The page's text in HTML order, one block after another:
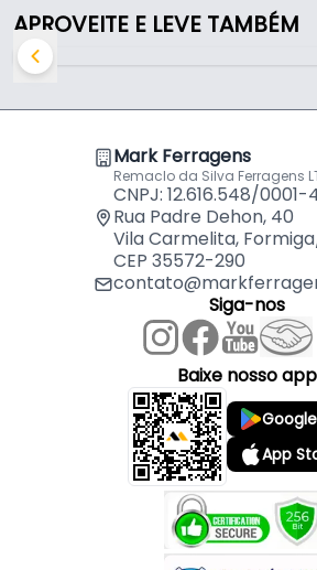
APROVEITE E LEVE TAMBÉM
Mark Ferragens
Remaclo da Silva Ferragens
CNPJ: 12.616.548/0001-
Rua Padre Dehon, 40
Vila Carmelita,
CEP 35572-290
Siga-nos
Baixe nosso app
App